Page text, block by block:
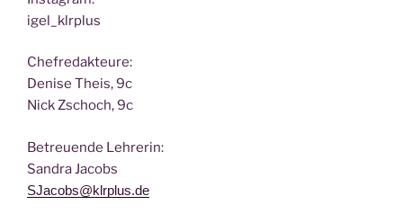
igel_klrplus
Chef­re­dak­teu­re:
Deni­se Theis, 9c
Nick Zscho­ch, 9c
Betreu­en­de Lehrerin:
San­dra Jacobs
SJacobs@klrplus.de